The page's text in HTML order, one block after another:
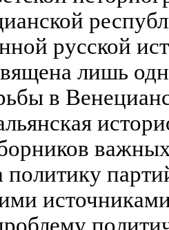
русской
лишь
в
политику